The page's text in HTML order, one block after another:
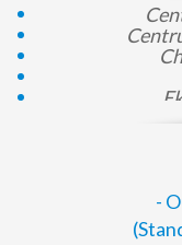
-